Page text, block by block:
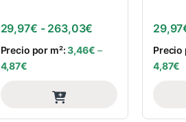
29,97€ - 263,03€ Rango de
Precio por m²:3,46€ –
4,87€
29,97
Precio
4,87€